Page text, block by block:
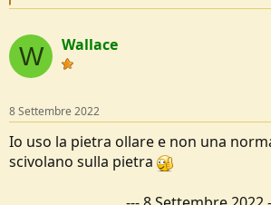
c
t
i
o
s
:
W Wallace
8 Settembre 2022
Io uso la pietra ollare e non una
scivolano sulla pietra